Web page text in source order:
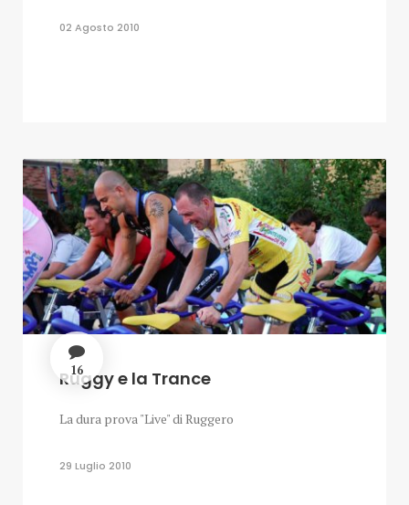
02 Agosto 2010
16
Ruggy e la Trance
La dura prova "Live" di Ruggero
29 Luglio 2010